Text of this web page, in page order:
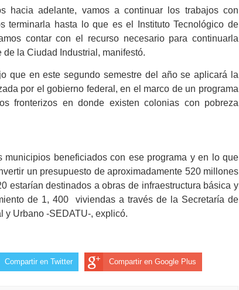
hacia adelante, vamos a continuar los trabajos con
terminarla hasta lo que es el Instituto Tecnológico de
contar con el recurso necesario para continuarla
de la Ciudad Industrial, manifestó.
que en este segundo semestre del año se aplicará la
por el gobierno federal, en el marco de un programa
fronterizos en donde existen colonias con pobreza
municipios beneficiados con ese programa y en lo que
un presupuesto de aproximadamente 520 millones
estarían destinados a obras de infraestructura básica y
de 1, 400
viviendas a través de la Secretaría de
y Urbano -SEDATU-, explicó.
Compartir en Twitter Compartir en Google Plus